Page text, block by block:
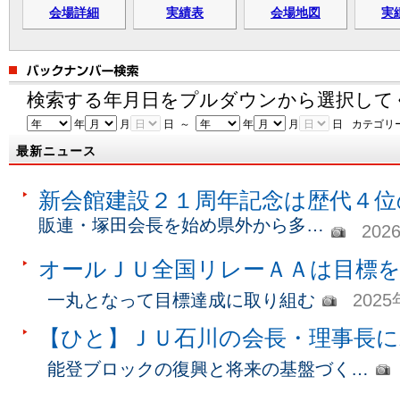
会場詳細 実績表 会場地図 実
検索する年月日をプルダウンから選択して
年 月 日 ～ 年 月 日 カテゴリ
最新ニュース
新会館建設２１周年記念は歴代４
販連・塚田会長を始め県外から多…
オールＪＵ全国リレーＡＡは目標
一丸となって目標達成に取り組む 2025
【ひと】ＪＵ石川の会長・理事長
能登ブロックの復興と将来の基盤づく…